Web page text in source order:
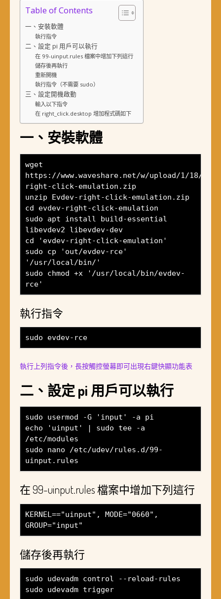
Table of Contents
一、安裝軟體
執行指令
二、設定 pi 用戶可以執行
在 99-uinput.rules 檔案中增加下列這行
儲存後再執行
重新開機
執行指令（不需要 sudo）
三、設定開機啟動
輸入以下指令
在 right_click.desktop 增加程式碼如下
一、安裝軟體
wget
https://www.waveshare.net/w/upload/1/18/
right-click-emulation.zip
unzip Evdev-right-click-emulation.zip
cd evdev-right-click-emulation
sudo apt install build-essential
libevdev2 libevdev-dev
cd 'evdev-right-click-emulation'
sudo cp 'out/evdev-rce'
'/usr/local/bin/'
sudo chmod +x '/usr/local/bin/evdev-
rce'
執行指令
sudo evdev-rce
執行上列指令後，長按觸控螢幕即可出現右鍵快顯功能表
二、設定 pi 用戶可以執行
sudo usermod -G 'input' -a pi
echo 'uinput' | sudo tee -a
/etc/modules
sudo nano /etc/udev/rules.d/99-
uinput.rules
在 99-uinput.rules 檔案中增加下列這行
KERNEL=="uinput", MODE="0660",
GROUP="input"
儲存後再執行
sudo udevadm control --reload-rules
sudo udevadm trigger